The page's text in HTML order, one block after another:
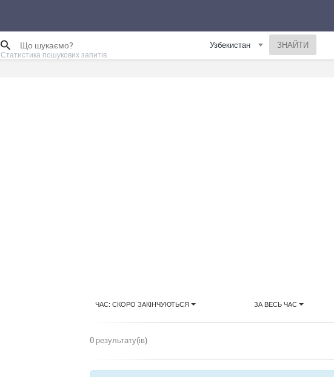
Статистика пошукових запитів
Узбекистан
ЧАС: СКОРО ЗАКІНЧУЮТЬСЯ ЗА ВЕСЬ ЧАС
0 результату(ів)